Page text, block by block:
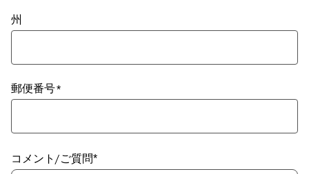
州
郵便番号
コメント/ご質問